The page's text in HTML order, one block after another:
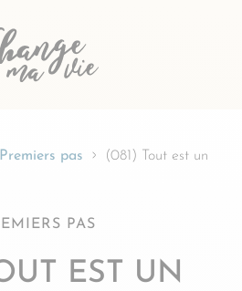
Premiers pas
(081) Tout est un
PAS
EST UN